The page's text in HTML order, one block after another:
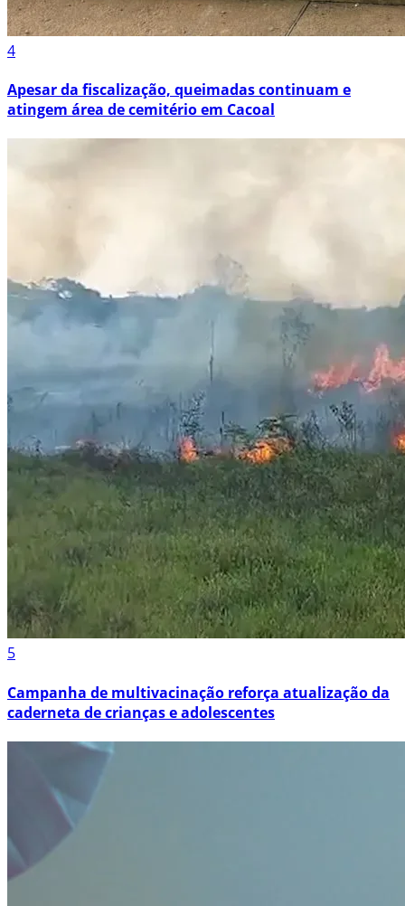
4
Apesar da fiscalização, queimadas continuam e
atingem área de cemitério em Cacoal
5
Campanha de multivacinação reforça atualização da
caderneta de crianças e adolescentes